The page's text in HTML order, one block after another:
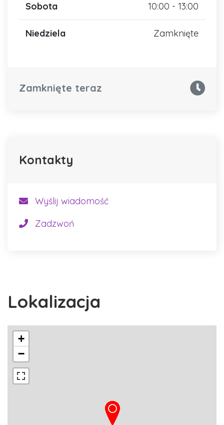
Lokalizacja
+
−
Sobota 10:00 - 13:00
Niedziela Zamknięte
Zamknięte teraz
Kontakty
Wyślij wiadomość
Zadzwoń